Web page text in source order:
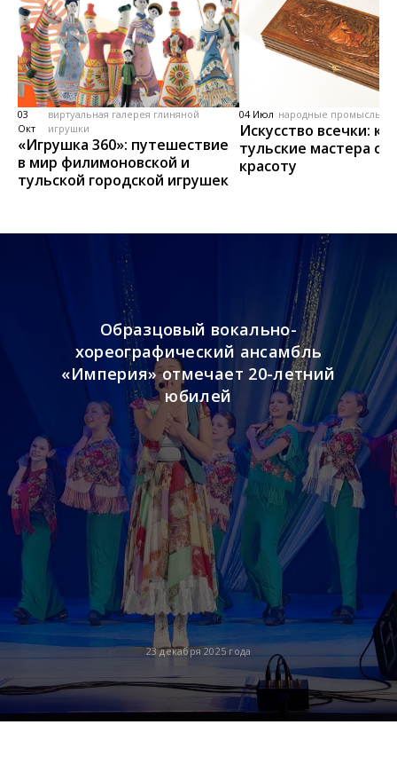
03
Окт
виртуальная галерея глиняной
игрушки
«Игрушка 360»: путешествие
в мир филимоновской и
тульской городской игрушек
04 Июл народные промыслы,
Искусство всечки: как
тульские мастера
красоту
23 декабря 2025 года
Образцовый вокально-
хореографический ансамбль
«Империя» отмечает 20-летний
юбилей